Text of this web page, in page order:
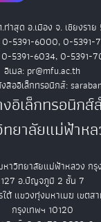
ท่าสุด อ.เมือง จ. เชียงรา
0-5391-6000, 0-5391-
0-5391-6034, 0-5391-
อีเมล: pr@mfu.ac.th
สืออิเล็กทรอนิกส์:
อิเล็กทรอนิก
ยาลัยแม่ฟ้าห
าวิทยาลัยแม่ฟ้าหลวง กรุ
127 อ.ปัญจภูมิ 2 ชั้น 7
ใต้ แขวงทุ่งมหาเมฆ เขตส
กรุงเทพฯ 10120